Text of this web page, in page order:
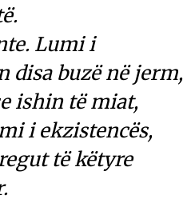
Lumi i
disa buzë në jerm,
ishin të miat,
i ekzistencës,
të këtyre